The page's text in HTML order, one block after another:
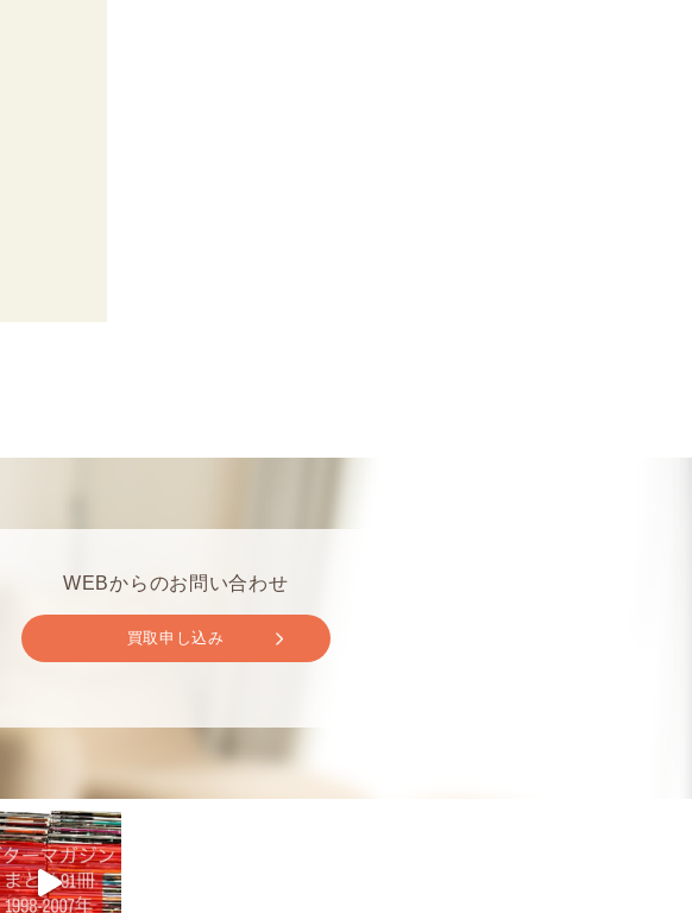
WEBからのお問い合わせ
買取申し込み